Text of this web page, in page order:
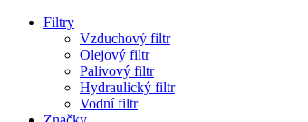
Filtry
Vzduchový filtr
Olejový filtr
Palivový filtr
Hydraulický filtr
Vodní filtr